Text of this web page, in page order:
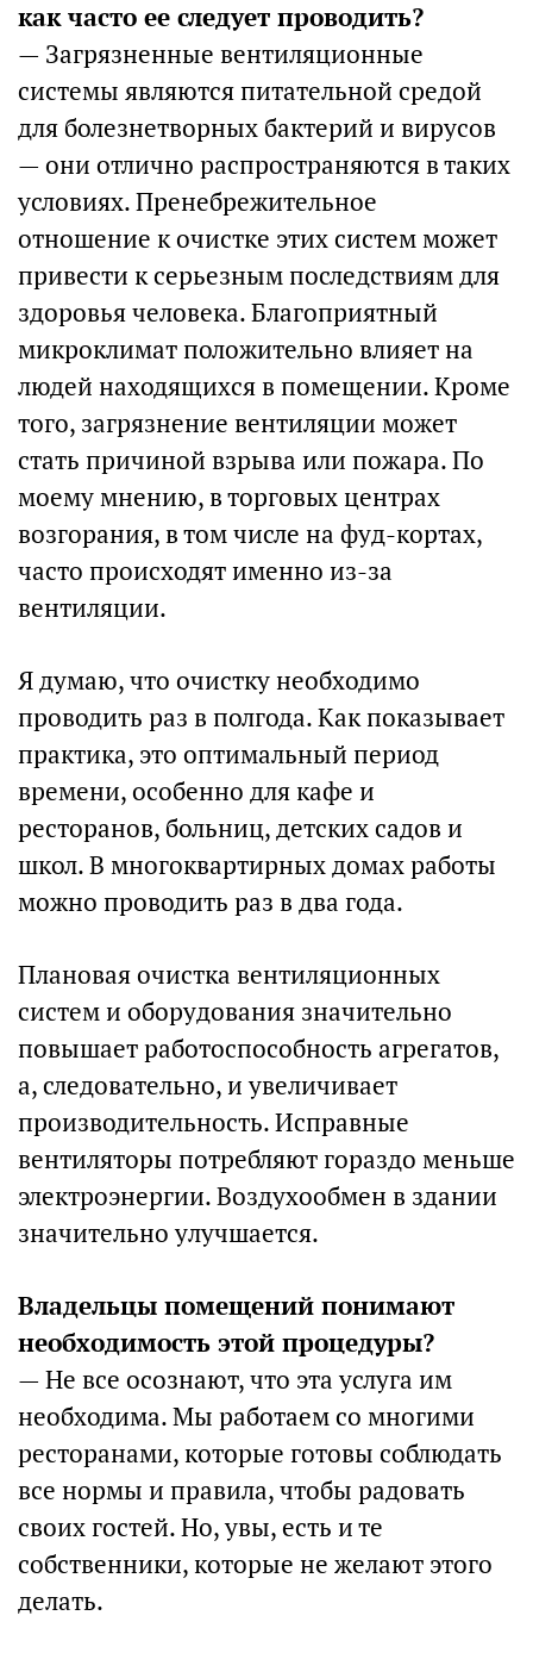
как часто ее следует проводить?
— Загрязненные вентиляционные
системы являются питательной средой
для болезнетворных бактерий и вирусов
— они отлично распространяются в таких
условиях. Пренебрежительное
отношение к очистке этих систем может
привести к серьезным последствиям для
здоровья человека. Благоприятный
микроклимат положительно влияет на
людей находящихся в помещении. Кроме
того, загрязнение вентиляции может
стать причиной взрыва или пожара. По
моему мнению, в торговых центрах
возгорания, в том числе на фуд-кортах,
часто происходят именно из-за
вентиляции.
Я думаю, что очистку необходимо
проводить раз в полгода. Как показывает
практика, это оптимальный период
времени, особенно для кафе и
ресторанов, больниц, детских садов и
школ. В многоквартирных домах работы
можно проводить раз в два года.
Плановая очистка вентиляционных
систем и оборудования значительно
повышает работоспособность агрегатов,
а, следовательно, и увеличивает
производительность. Исправные
вентиляторы потребляют гораздо меньше
электроэнергии. Воздухообмен в здании
значительно улучшается.
Владельцы помещений понимают
необходимость этой процедуры?
— Не все осознают, что эта услуга им
необходима. Мы работаем со многими
ресторанами, которые готовы соблюдать
все нормы и правила, чтобы радовать
своих гостей. Но, увы, есть и те
собственники, которые не желают этого
делать.